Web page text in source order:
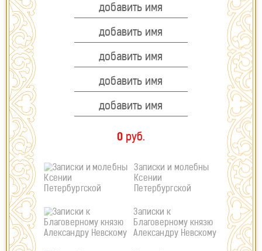
ИКОНЕ НЕУПИВАЕМАЯ ЧАША
ПЕТРУ И ФЕВРОНИИ
ИКОНЕ БОЖИЕЙ МАТЕРИ
КОНТАКТЫ
ХРАМЫ
ИМЕННОЙ КИРПИЧИК
ОТЗЫВЫ
8-905-342-11-50
21VH@MAIL.RU
0руб.
Записки и молебны
Ксении
Петербургской
Записки к
Благоверному князю
Александру Невскому